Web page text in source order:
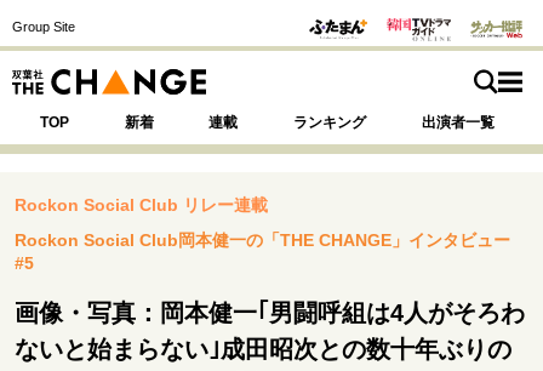
Group Site
TOP 新着 連載 ランキング 出演者一覧
サイトの核・哲学
Rockon Social Club リレー連載
Rockon Social Club岡本健一の「THE CHANGE」インタビュー
#5
画像・写真：岡本健一｢男闘呼組は4人がそろわ
ないと始まらない｣成田昭次との数十年ぶりの